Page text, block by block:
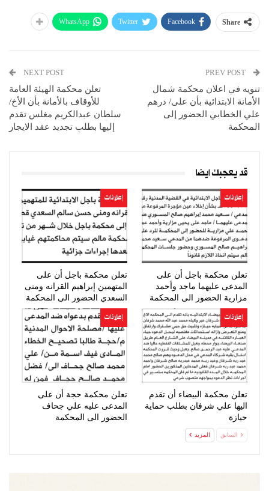
Share
Facebook
Twitter
WhatsApp
تنويه في اعلان محكمة شمال
الأمانة الابتدائية بأن على/ درهم
علي الخطابي الحضور إلى
المحكمة
NEXT POST
تعلن محكمة الهيئة العامة
للأوقاف بالأمانة بأن الأخ/
سلطان عبدالكريم مغلس تقدم
إليها بطلب تجديد عقد الايجار
قد يعجبك ايضا
إعلانات
تعلن محكمة باجل أن على
المدعى عليهما ماجد وأحمد
مزارية الحضور الى المحكمة
إعلانات
تعلن محكمة باجل أن على
المتهمين إبراهيم القرانه ومنى
السعدي الحضور الى المحكمة
إعلانات
تعلن محكمة البيضاء أن تقدم
اليها علي شرفان بطلب حماية
حيازة
إعلانات
تعلن محكمة حجة أن على
المدعى عليه علي جحاف
الحضور الى المحكمة
السابق المزيد